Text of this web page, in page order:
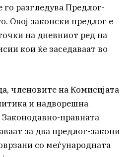
разгледува Предлог-
Овој законски предлог е
на дневниот ред на
кои ќе заседаваат во
членовите на Комисијата
и надворешна
Законодавно-правната
за два предлог-закони
со меѓународната